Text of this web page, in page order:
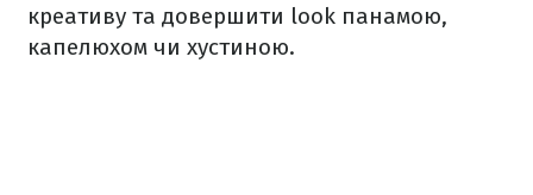
креативу та довершити look панамою,
капелюхом чи хустиною.